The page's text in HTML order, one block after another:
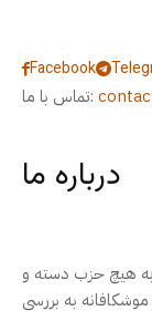
Facebook
تماس با ما:
درباره ما
هیچ حزب دسته و
به بررسی